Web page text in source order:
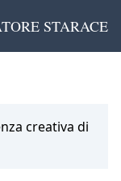
STARACE
creativa di